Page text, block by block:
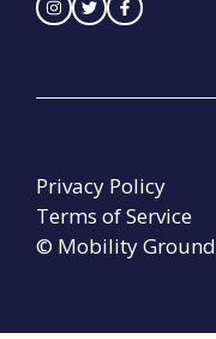
© Mobility Ground
Privacy Policy
Terms of Service